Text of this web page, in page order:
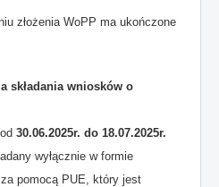
złożenia WoPP ma ukończone
składania wniosków o
30.06.2025r. do 18.07.2025r.
wyłącznie w formie
pomocą PUE, który jest